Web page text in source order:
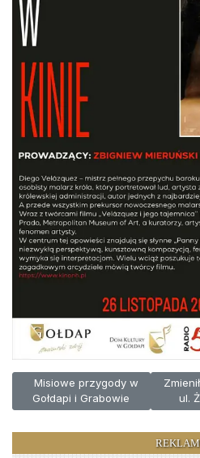
Poprzednia strona: Misiowe
Misiowe przygody w
Gołdapi i Grabowie
ul.